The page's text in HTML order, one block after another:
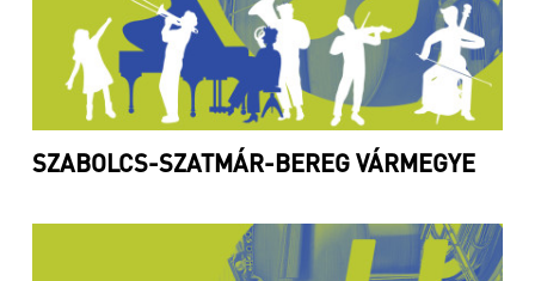
SZABOLCS-SZATMÁR-BEREG VÁRMEGYE